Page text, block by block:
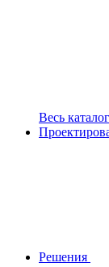
Весь каталог
Решения